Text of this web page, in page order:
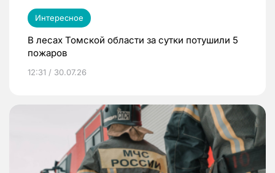
Интересное
В лесах Томской области за сутки потушили 5
пожаров
12:31 / 30.07.26